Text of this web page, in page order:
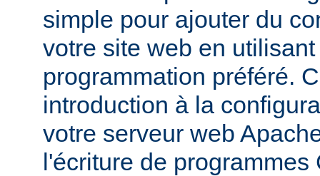
simple pour ajouter du
votre site web en
programmation préféré.
introduction à la
votre serveur web
l'écriture de programmes